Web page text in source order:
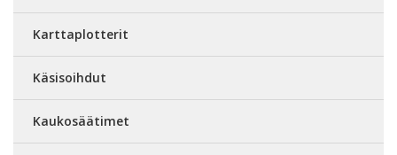
Karttaplotterit
Käsisoihdut
Kaukosäätimet